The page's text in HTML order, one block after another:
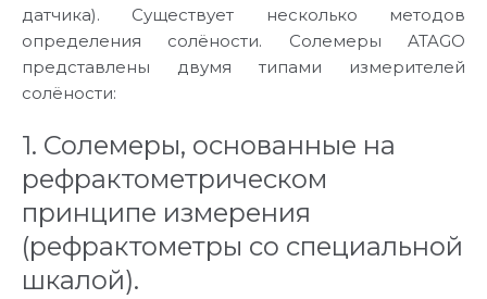
датчика). Существует несколько методов
определения солёности. Солемеры ATAGO
представлены двумя типами измерителей
солёности:
1. Солемеры, основанные на
рефрактометрическом
принципе измерения
(рефрактометры со специальной
шкалой).